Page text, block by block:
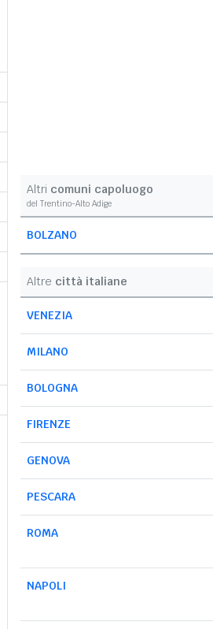
Altri comuni capoluogo
del Trentino-Alto Adige
BOLZANO
Altre città italiane
VENEZIA
MILANO
BOLOGNA
FIRENZE
GENOVA
PESCARA
ROMA
NAPOLI